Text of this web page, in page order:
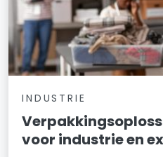
INDUSTRIE
voor industrie en